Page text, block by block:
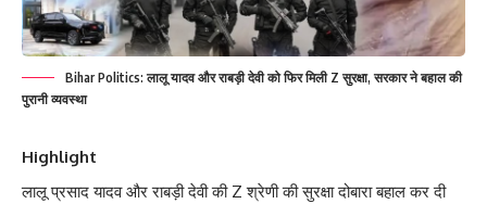
Bihar Politics: लालू यादव और राबड़ी देवी को फिर मिली Z सुरक्षा, सरकार ने बहाल की
पुरानी व्यवस्था
Highlight
लालू प्रसाद यादव और राबड़ी देवी की Z श्रेणी की सुरक्षा दोबारा बहाल कर दी